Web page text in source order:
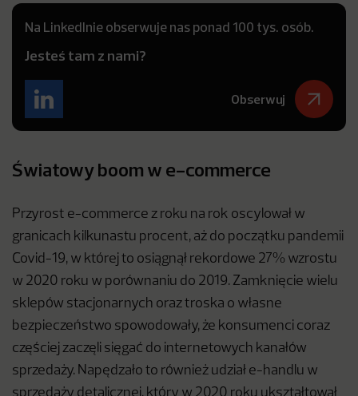
Na LinkedInie obserwuje nas ponad 100 tys. osób.
Jesteś tam z nami?
Obserwuj
Światowy boom w e-commerce
Przyrost e-commerce z roku na rok oscylował w
granicach kilkunastu procent, aż do początku pandemii
Covid-19, w której to osiągnął rekordowe 27% wzrostu
w 2020 roku w porównaniu do 2019. Zamknięcie wielu
sklepów stacjonarnych oraz troska o własne
bezpieczeństwo spowodowały, że konsumenci coraz
częściej zaczęli sięgać do internetowych kanałów
sprzedaży. Napędzało to również udział e-handlu w